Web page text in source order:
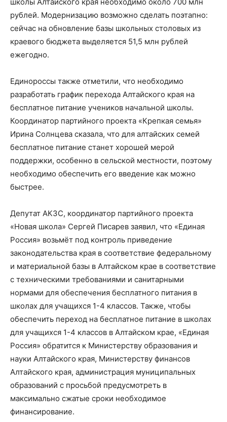
рублей. Модернизацию возможно сделать поэтапно:
сейчас на обновление базы школьных столовых из
краевого бюджета выделяется 51,5 млн рублей
ежегодно.
Единороссы также отметили, что необходимо
разработать график перехода Алтайского края на
бесплатное питание учеников начальной школы.
Координатор партийного проекта «Крепкая семья»
Ирина Солнцева сказала, что для алтайских семей
бесплатное питание станет хорошей мерой
поддержки, особенно в сельской местности, поэтому
необходимо обеспечить его введение как можно
быстрее.
Депутат АКЗС, координатор партийного проекта
«Новая школа» Сергей Писарев заявил, что «Единая
Россия» возьмёт под контроль приведение
законодательства края в соответствие федеральному
и материальной базы в Алтайском крае в соответствие
с техническими требованиями и санитарными
нормами для обеспечения бесплатного питания в
школах для учащихся 1-4 классов. Также, чтобы
обеспечить переход на бесплатное питание в школах
для учащихся 1-4 классов в Алтайском крае, «Единая
Россия» обратится к Министерству образования и
науки Алтайского края, Министерству финансов
Алтайского края, администрация муниципальных
образований с просьбой предусмотреть в
максимально сжатые сроки необходимое
финансирование.